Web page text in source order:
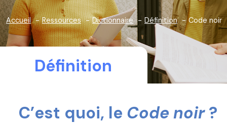
Accueil Ressources Dictionnaire Définition Code noir
Définition
C’est quoi, le Code noir?